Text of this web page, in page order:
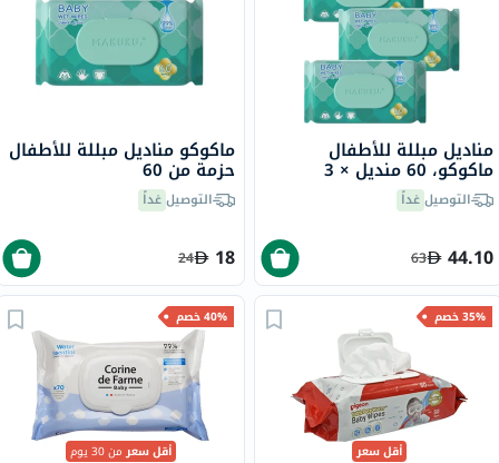
مناديل مبللة للأطفال
ماكوكو، 60 منديل × 3
التوصيلغداً
44.10
63
ماكوكو مناديل مبللة للأطفال
حزمة من 60
التوصيلغداً
18
24
35% خصم
أقل سعر
40% خصم
أقل سعرمن 30 يوم